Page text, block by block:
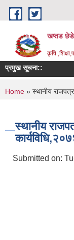
Skip to main content
खप्तड
कृषि
प्रमुख सूचना::
You are
Home » स्थानीय
स्थानीय
Submitted on: